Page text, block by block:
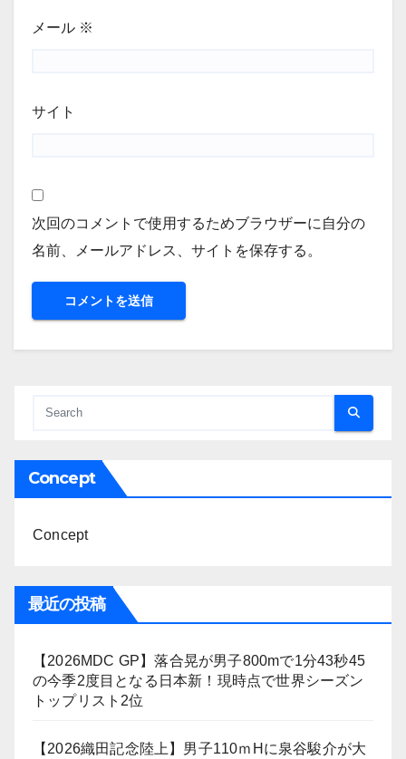
メール ※
サイト
次回のコメントで使用するためブラウザーに自分の
名前、メールアドレス、サイトを保存する。
Concept
Concept
最近の投稿
【2026MDC GP】落合晃が男子800mで1分43秒45
の今季2度目となる日本新！現時点で世界シーズン
トップリスト2位
【2026織田記念陸上】男子110ｍHに泉谷駿介が大